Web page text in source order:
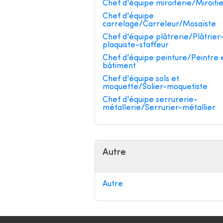
Chef d'équipe miroiterie/
Chef d'équipe
carrelage/Carreleur/Mosaïste
Chef d'équipe plâtrerie/Plâtrier-
plaquiste-staffeur
Chef d'équipe peinture/Peintre
bâtiment
Chef d'équipe sols et
moquette/Solier-moquetiste
Chef d'équipe serrurerie-
métallerie/Serrurier-métallier
Autre
Autre